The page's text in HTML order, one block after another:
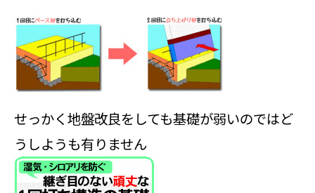
せっかく地盤改良をしても基礎が弱いのではど
うしようも有りません